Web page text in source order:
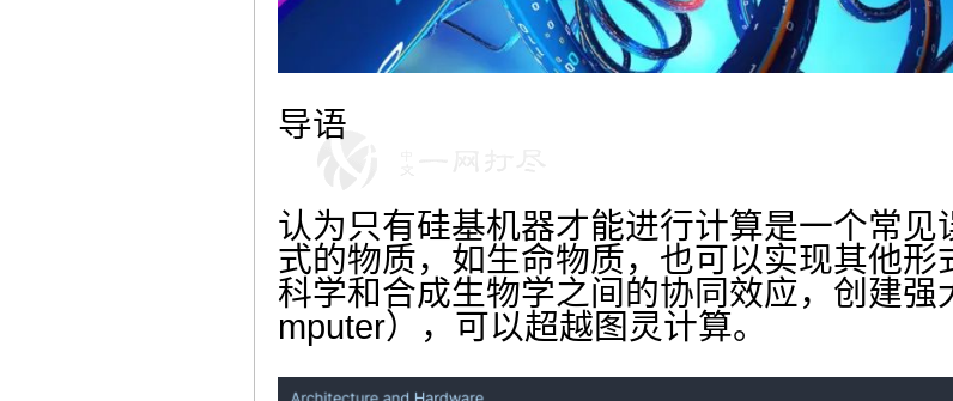
导语
认为只有硅基机器才能进行计算是一个常
式的物质，如生命物质，也可以实现其他
科学和合成生物学之间的协同效应，创建
mputer），可以超越图灵计算。